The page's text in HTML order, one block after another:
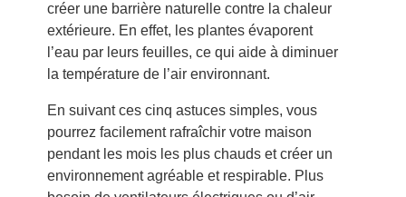
créer une barrière naturelle contre la chaleur
extérieure. En effet, les plantes évaporent
l’eau par leurs feuilles, ce qui aide à diminuer
la température de l’air environnant.
En suivant ces cinq astuces simples, vous
pourrez facilement rafraîchir votre maison
pendant les mois les plus chauds et créer un
environnement agréable et respirable. Plus